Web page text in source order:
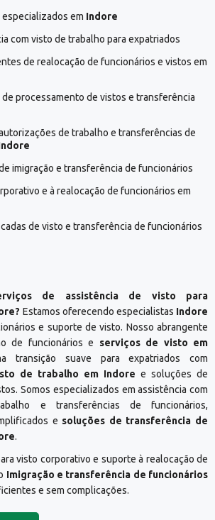
em Indore
com visto de trabalho para expatriados
de realocação de funcionários e vistos em
processamento de vistos e transferência
de trabalho e transferências de
imigração e transferência de funcionários
e à realocação de funcionários em
de visto e transferência de funcionários
de assistência de visto para
Estamos oferecendo especialistas Indore
e suporte de visto. Nosso abrangente
de funcionários e serviços de visto em
transição suave para expatriados com
de trabalho em Indore e soluções de
Somos especializados em assistência com
e transferências de funcionários,
e soluções de transferência de
.
visto corporativo e suporte à realocação de
Imigração e transferência de funcionários
e sem complicações.